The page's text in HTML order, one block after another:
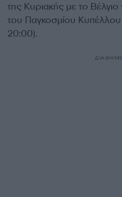
της Κυριακής με το Βέλγιο
του Παγκοσμίου
20:00).